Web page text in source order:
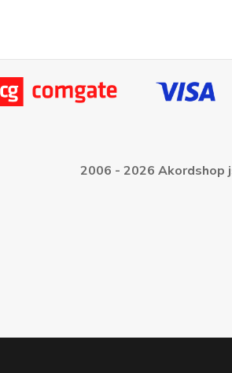
2006 - 2026 Akordshop